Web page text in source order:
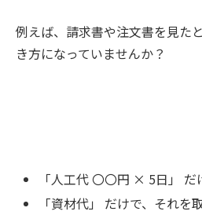
例えば、請求書や注文書を見た
き方になっていませんか？
「人工代 〇〇円 × 5日」
「資材代」 だけで、それを